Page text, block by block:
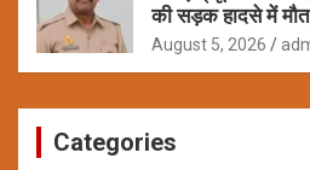
की सड़क हादसे में मौत,
August 5, 2026
Categories